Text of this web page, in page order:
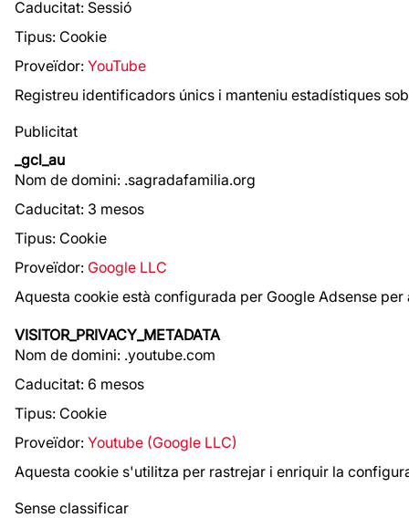
Caducitat: Sessió
Tipus: Cookie
Proveïdor: YouTube
Registreu identificadors únics i manteniu estadístiques
Publicitat
_gcl_au
Nom de domini: .sagradafamilia.org
Caducitat: 3 mesos
Tipus: Cookie
Proveïdor: Google LLC
Aquesta cookie està configurada per Google Adsense
VISITOR_PRIVACY_METADATA
Nom de domini: .youtube.com
Caducitat: 6 mesos
Tipus: Cookie
Proveïdor: Youtube (Google LLC)
Aquesta cookie s'utilitza per rastrejar i enriquir la
Sense classificar